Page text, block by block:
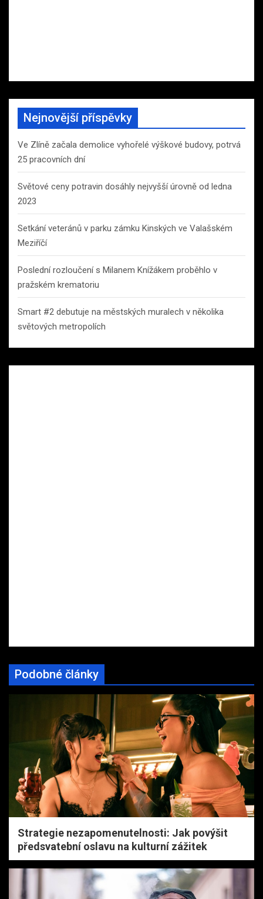
Nejnovější příspěvky
Ve Zlíně začala demolice vyhořelé výškové budovy, potrvá
25 pracovních dní
Světové ceny potravin dosáhly nejvyšší úrovně od ledna
2023
Setkání veteránů v parku zámku Kinských ve Valašském
Meziříčí
Poslední rozloučení s Milanem Knížákem proběhlo v
pražském krematoriu
Smart #2 debutuje na městských muralech v několika
světových metropolích
Podobné články
Strategie nezapomenutelnosti: Jak povýšit
předsvatební oslavu na kulturní zážitek